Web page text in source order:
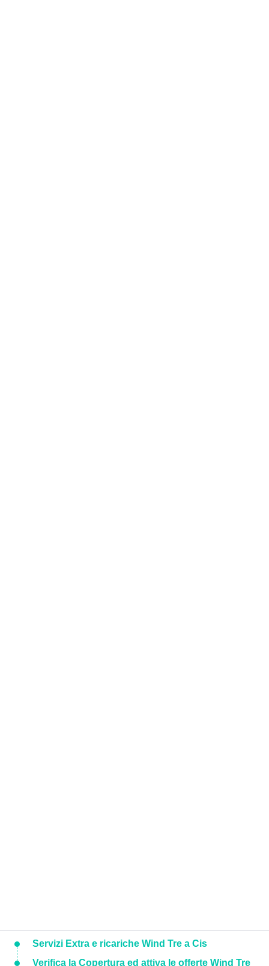
Servizi Extra e ricariche Wind Tre a Cis
Verifica la Copertura ed attiva le offerte Wind Tre